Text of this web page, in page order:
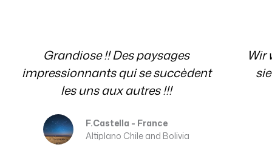
Wir wissen es sehr zu schätzen, dass
sie immer für uns mit Rat und Tat
per E-Mail da waren. Danke
Erika and Franz
Patagonia Chile